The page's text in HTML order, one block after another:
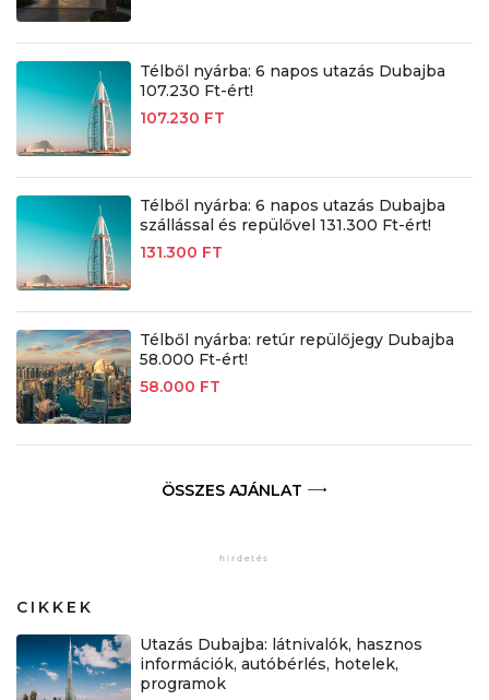
Télből nyárba: 6 napos utazás Dubajba
107.230 Ft-ért!
107.230 FT
Télből nyárba: 6 napos utazás Dubajba
szállással és repülővel 131.300 Ft-ért!
131.300 FT
Télből nyárba: retúr repülőjegy Dubajba
58.000 Ft-ért!
58.000 FT
ÖSSZES AJÁNLAT
CIKKEK
Utazás Dubajba: látnivalók, hasznos
információk, autóbérlés, hotelek,
programok